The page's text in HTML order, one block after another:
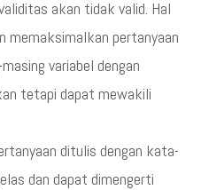
akan tidak valid. Hal
memaksimalkan pertanyaan
variabel dengan
tetapi dapat mewakili
ditulis dengan kata-
dan dapat dimengerti